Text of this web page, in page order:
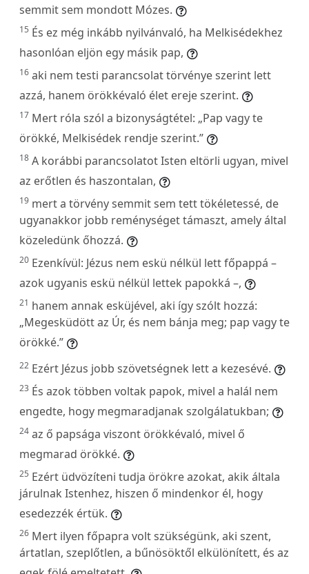
semmit sem mondott Mózes.
15 És ez még inkább nyilvánvaló, ha Melkisédekhez
hasonlóan eljön egy másik pap,
16 aki nem testi parancsolat törvénye szerint lett
azzá, hanem örökkévaló élet ereje szerint.
17 Mert róla szól a bizonyságtétel: „Pap vagy te
örökké, Melkisédek rendje szerint.”
18 A korábbi parancsolatot Isten eltörli ugyan, mivel
az erőtlen és haszontalan,
19 mert a törvény semmit sem tett tökéletessé, de
ugyanakkor jobb reménységet támaszt, amely által
közeledünk őhozzá.
20 Ezenkívül: Jézus nem eskü nélkül lett főpappá –
azok ugyanis eskü nélkül lettek papokká –,
21 hanem annak esküjével, aki így szólt hozzá:
„Megesküdött az Úr, és nem bánja meg; pap vagy te
örökké.”
22 Ezért Jézus jobb szövetségnek lett a kezesévé.
23 És azok többen voltak papok, mivel a halál nem
engedte, hogy megmaradjanak szolgálatukban;
24 az ő papsága viszont örökkévaló, mivel ő
megmarad örökké.
25 Ezért üdvözíteni tudja örökre azokat, akik általa
járulnak Istenhez, hiszen ő mindenkor él, hogy
esedezzék értük.
26 Mert ilyen főpapra volt szükségünk, aki szent,
ártatlan, szeplőtlen, a bűnösöktől elkülönített, és az